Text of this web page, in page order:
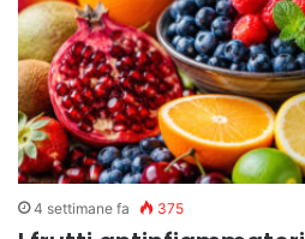
4 settimane fa 375